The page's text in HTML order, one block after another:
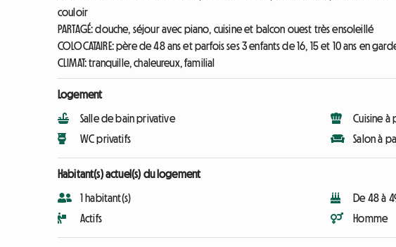
couloir
PARTAGÉ: douche, séjour avec piano, cuisine et balcon ouest très ensoleillé
COLOCATAIRE: père de 48 ans et parfois ses 3 enfants de 16, 15 et 10 ans en
CLIMAT: tranquille, chaleureux, familial
Logement
Salle de bain privative
WC privatifs
Cuisine à
Salon à
Habitant(s) actuel(s) du logement
1 habitant(s)
Actifs
De 48 à
Homme